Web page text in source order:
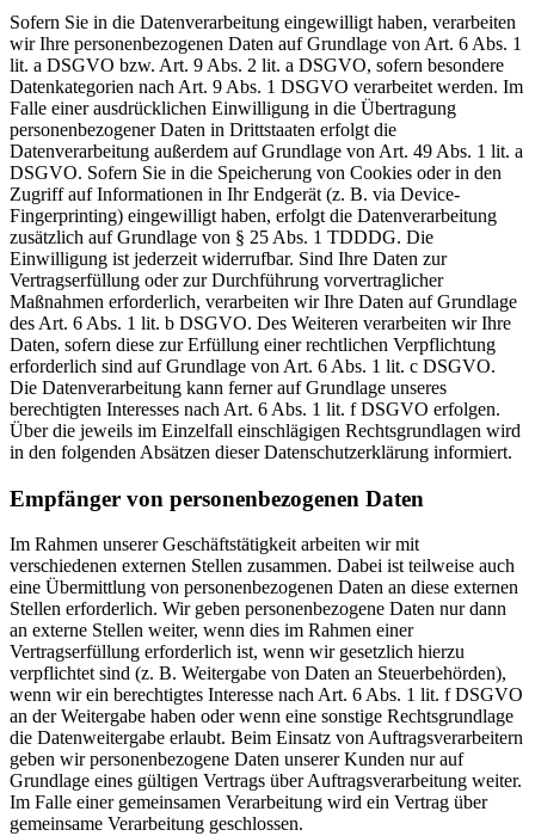
Sofern Sie in die Datenverarbeitung eingewilligt haben, verarbeiten
wir Ihre personenbezogenen Daten auf Grundlage von Art. 6 Abs. 1
lit. a DSGVO bzw. Art. 9 Abs. 2 lit. a DSGVO, sofern besondere
Datenkategorien nach Art. 9 Abs. 1 DSGVO verarbeitet werden. Im
Falle einer ausdrücklichen Einwilligung in die Übertragung
personenbezogener Daten in Drittstaaten erfolgt die
Datenverarbeitung außerdem auf Grundlage von Art. 49 Abs. 1 lit. a
DSGVO. Sofern Sie in die Speicherung von Cookies oder in den
Zugriff auf Informationen in Ihr Endgerät (z. B. via Device-
Fingerprinting) eingewilligt haben, erfolgt die Datenverarbeitung
zusätzlich auf Grundlage von § 25 Abs. 1 TDDDG. Die
Einwilligung ist jederzeit widerrufbar. Sind Ihre Daten zur
Vertragserfüllung oder zur Durchführung vorvertraglicher
Maßnahmen erforderlich, verarbeiten wir Ihre Daten auf Grundlage
des Art. 6 Abs. 1 lit. b DSGVO. Des Weiteren verarbeiten wir Ihre
Daten, sofern diese zur Erfüllung einer rechtlichen Verpflichtung
erforderlich sind auf Grundlage von Art. 6 Abs. 1 lit. c DSGVO.
Die Datenverarbeitung kann ferner auf Grundlage unseres
berechtigten Interesses nach Art. 6 Abs. 1 lit. f DSGVO erfolgen.
Über die jeweils im Einzelfall einschlägigen Rechtsgrundlagen wird
in den folgenden Absätzen dieser Datenschutzerklärung informiert.
Empfänger von personenbezogenen Daten
Im Rahmen unserer Geschäftstätigkeit arbeiten wir mit
verschiedenen externen Stellen zusammen. Dabei ist teilweise auch
eine Übermittlung von personenbezogenen Daten an diese externen
Stellen erforderlich. Wir geben personenbezogene Daten nur dann
an externe Stellen weiter, wenn dies im Rahmen einer
Vertragserfüllung erforderlich ist, wenn wir gesetzlich hierzu
verpflichtet sind (z. B. Weitergabe von Daten an Steuerbehörden),
wenn wir ein berechtigtes Interesse nach Art. 6 Abs. 1 lit. f DSGVO
an der Weitergabe haben oder wenn eine sonstige Rechtsgrundlage
die Datenweitergabe erlaubt. Beim Einsatz von Auftragsverarbeitern
geben wir personenbezogene Daten unserer Kunden nur auf
Grundlage eines gültigen Vertrags über Auftragsverarbeitung weiter.
Im Falle einer gemeinsamen Verarbeitung wird ein Vertrag über
gemeinsame Verarbeitung geschlossen.